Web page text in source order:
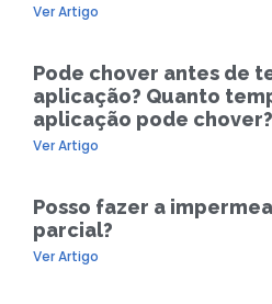
Ver Artigo
Pode chover antes de
aplicação? Quanto
aplicação pode chover?
Ver Artigo
Posso fazer a
parcial?
Ver Artigo